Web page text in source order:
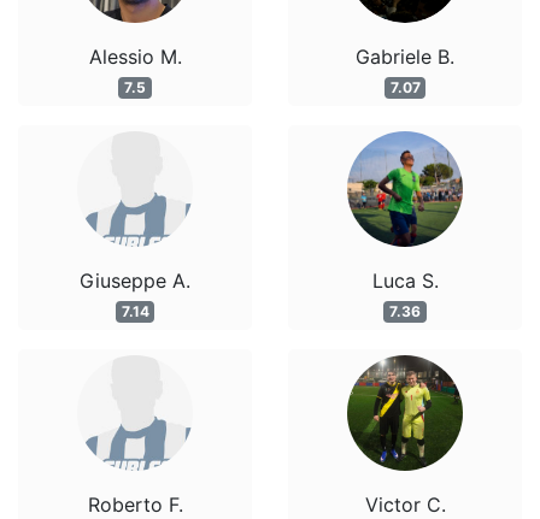
Alessio M.
7.5
Giuseppe A.
7.14
Roberto F.
Gabriele B.
7.07
Luca S.
7.36
Victor C.